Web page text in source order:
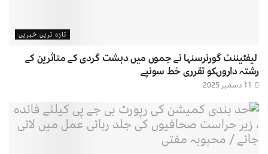
تازہ ترین خبریں
لیفٹیننٹ گورنرسنہا نے جموں میں دہشت گردی کے متاثرین کے
رشتہ داروںکو تقرری خط سونپے